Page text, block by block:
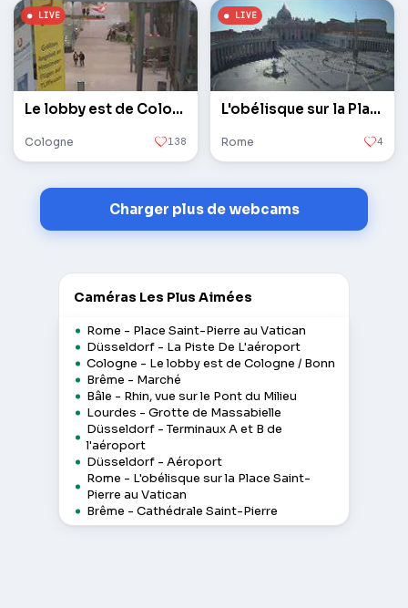
Le lobby est de Cologne / Bonn
Cologne 138
L'obélisque sur la Place Saint-Pierre au Vatican
Rome 4
Charger plus de webcams
Caméras Les Plus Aimées
Rome - Place Saint-Pierre au Vatican
Düsseldorf - La Piste De L'aéroport
Cologne - Le lobby est de Cologne / Bonn
Brême - Marché
Bâle - Rhin, vue sur le Pont du Milieu
Lourdes - Grotte de Massabielle
Düsseldorf - Terminaux A et B de
l'aéroport
Düsseldorf - Aéroport
Rome - L'obélisque sur la Place Saint-
Pierre au Vatican
Brême - Cathédrale Saint-Pierre